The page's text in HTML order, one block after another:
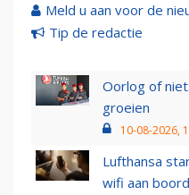
Meld u aan voor de
Tip de redactie
Oorlog of
groeien
10-08-2026,
Lufthansa
wifi aan boord